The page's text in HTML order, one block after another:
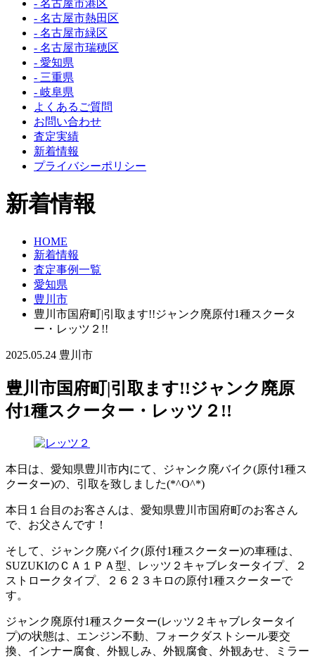
- 名古屋市港区
- 名古屋市熱田区
- 名古屋市緑区
- 名古屋市瑞穂区
- 愛知県
- 三重県
- 岐阜県
よくあるご質問
お問い合わせ
査定実績
新着情報
プライバシーポリシー
新着情報
HOME
新着情報
査定事例一覧
愛知県
豊川市
豊川市国府町|引取ます!!ジャンク廃原付1種スクータ
ー・レッツ２!!
2025.05.24 豊川市
豊川市国府町|引取ます!!ジャンク廃原
付1種スクーター・レッツ２!!
本日は、愛知県豊川市内にて、ジャンク廃バイク(原付1種ス
クーター)の、引取を致しました(*^O^*)
本日１台目のお客さんは、愛知県豊川市国府町のお客さん
で、お父さんです！
そして、ジャンク廃バイク(原付1種スクーター)の車種は、
SUZUKIのＣＡ１ＰＡ型、レッツ２キャブレタータイプ、２
ストロークタイプ、２６２３キロの原付1種スクーターで
す。
ジャンク廃原付1種スクーター(レッツ２キャブレタータイ
プ)の状態は、エンジン不動、フォークダストシール要交
換、インナー腐食、外観しみ、外観腐食、外観あせ、ミラー